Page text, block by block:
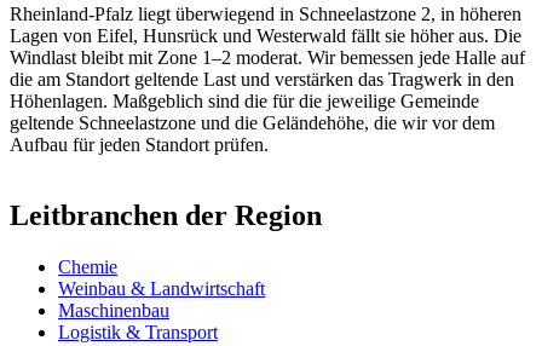
Rheinland-Pfalz liegt überwiegend in Schneelastzone 2, in höheren
Lagen von Eifel, Hunsrück und Westerwald fällt sie höher aus. Die
Windlast bleibt mit Zone 1–2 moderat. Wir bemessen jede Halle auf
die am Standort geltende Last und verstärken das Tragwerk in den
Höhenlagen. Maßgeblich sind die für die jeweilige Gemeinde
geltende Schneelastzone und die Geländehöhe, die wir vor dem
Aufbau für jeden Standort prüfen.
Leitbranchen der Region
Chemie
Weinbau & Landwirtschaft
Maschinenbau
Logistik & Transport